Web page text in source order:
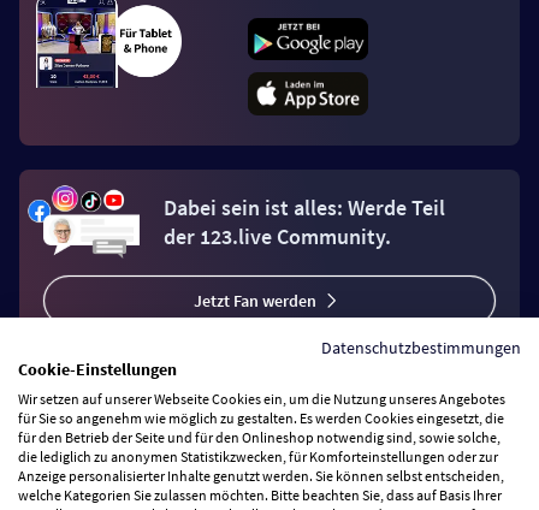
Dabei sein ist alles: Werde Teil
der 123.live Community.
Jetzt Fan werden
Vertrag widerrufen
Datenschutzbestimmungen
Cookie-Einstellungen
Wir setzen auf unserer Webseite Cookies ein, um die Nutzung unseres Angebotes
für Sie so angenehm wie möglich zu gestalten. Es werden Cookies eingesetzt, die
für den Betrieb der Seite und für den Onlineshop notwendig sind, sowie solche,
die lediglich zu anonymen Statistikzwecken, für Komforteinstellungen oder zur
Anzeige personalisierter Inhalte genutzt werden. Sie können selbst entscheiden,
welche Kategorien Sie zulassen möchten. Bitte beachten Sie, dass auf Basis Ihrer